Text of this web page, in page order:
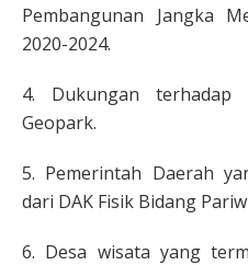
Pembangunan Jangka
2020-2024.
4. Dukungan
Geopark.
5. Pemerintah Daerah
dari DAK Fisik Bidang
6. Desa wisata yang